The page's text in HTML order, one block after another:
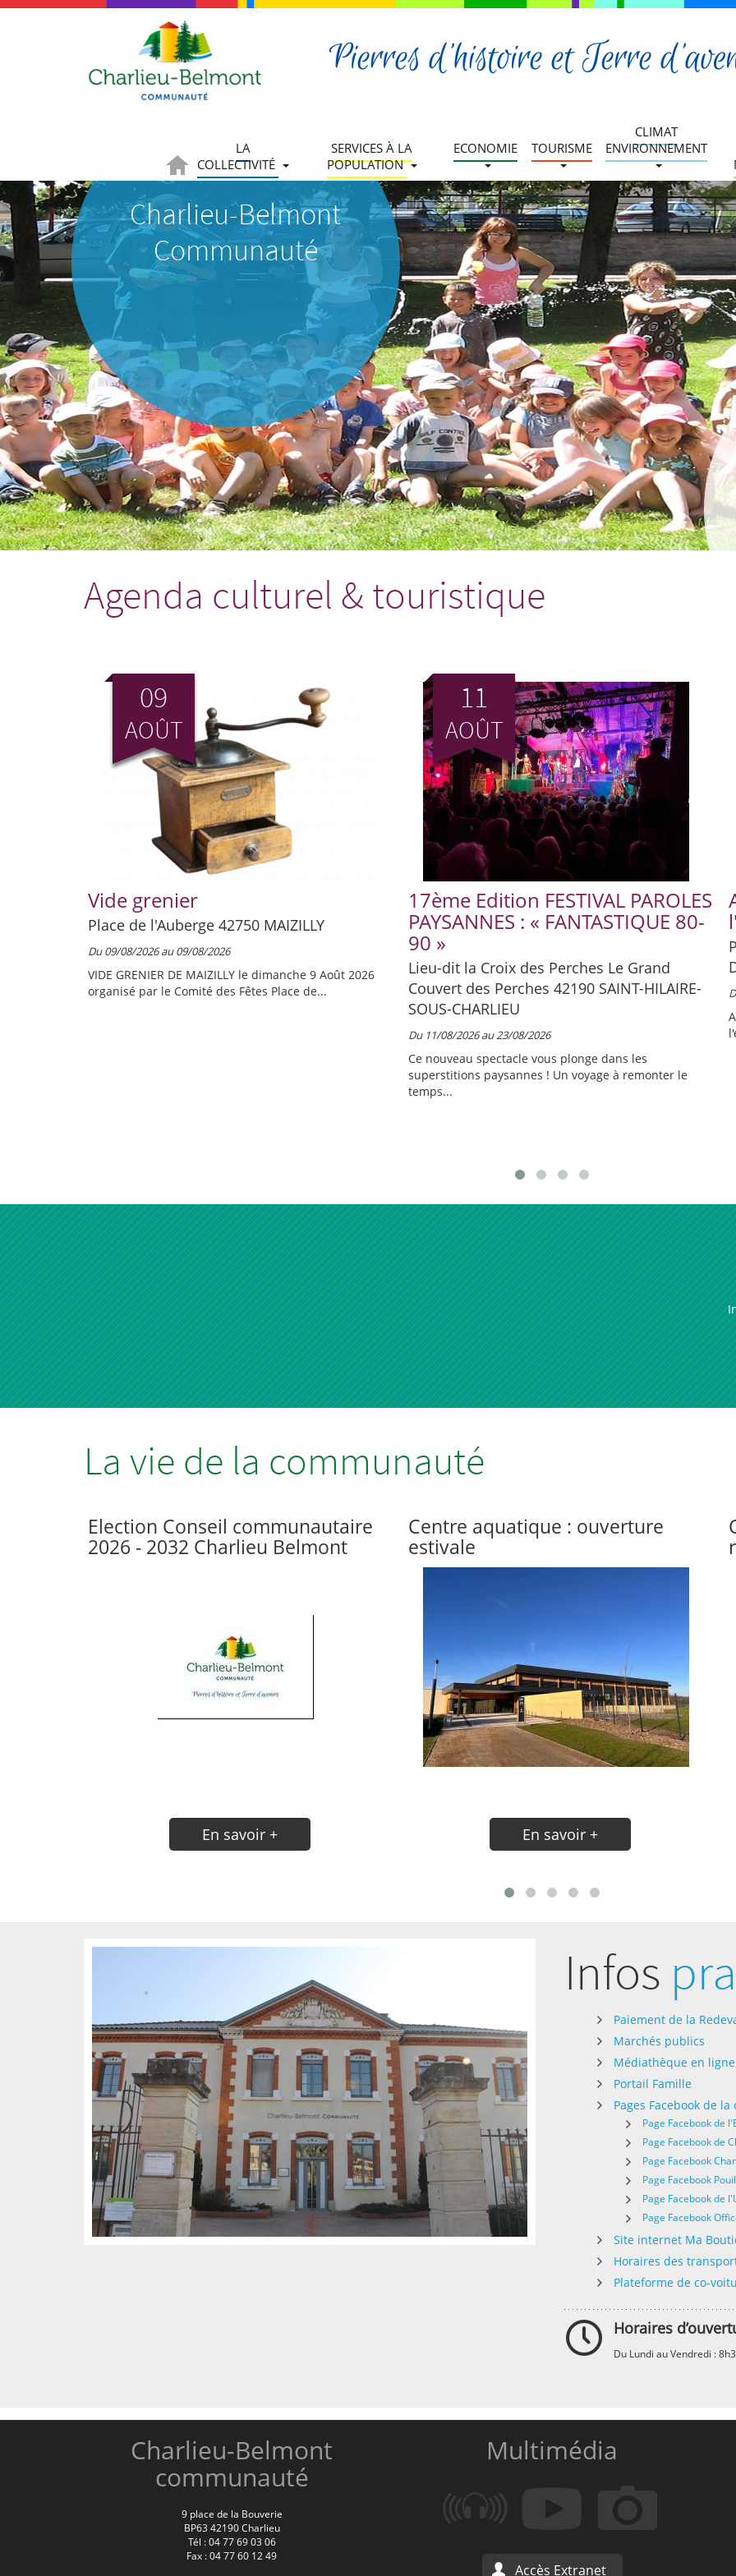
LA
COLLECTIVITÉ
SERVICES À LA
POPULATION
ECONOMIE TOURISME
CLIMAT
ENVIRONNEMENT
Charlieu-Belmont
Communauté
Agenda culturel & touristique
09
AOÛT
Vide grenier
Place de l'Auberge 42750 MAIZILLY
Du 09/08/2026 au 09/08/2026
VIDE GRENIER DE MAIZILLY le dimanche 9 Août 2026
organisé par le Comité des Fêtes Place de...
11
AOÛT
17ème Edition FESTIVAL PAROLES
PAYSANNES : « FANTASTIQUE 80-
90 »
Lieu-dit la Croix des Perches Le Grand
Couvert des Perches 42190 SAINT-HILAIRE-
SOUS-CHARLIEU
Du 11/08/2026 au 23/08/2026
Ce nouveau spectacle vous plonge dans les
superstitions paysannes ! Un voyage à remonter le
temps...
La vie de la communauté
Election Conseil communautaire
2026 - 2032 Charlieu Belmont
En savoir +
Centre aquatique : ouverture
estivale
En savoir +
Infos
Paiement de la
Marchés publics
Médiathèque en ligne
Portail Famille
Pages Facebook de
Page Facebook de
Page Facebook de
Page Facebook
Page Facebook
Page Facebook de
Page Facebook
Site internet Ma
Horaires des
Plateforme de co-
Horaires
Du Lundi au Vendredi :
Charlieu-Belmont
communauté
9 place de la Bouverie
BP63 42190 Charlieu
Tél : 04 77 69 03 06
Fax : 04 77 60 12 49
Multimédia
Accès Extranet